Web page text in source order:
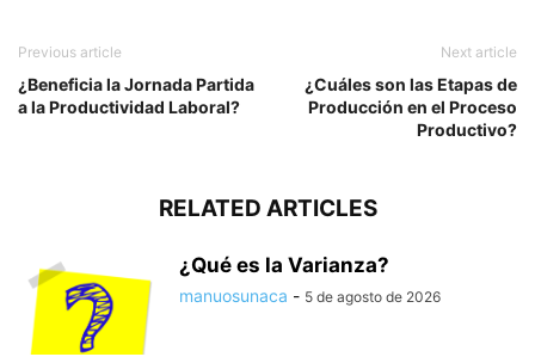
Previous article
¿Beneficia la Jornada Partida
a la Productividad Laboral?
Next article
¿Cuáles son las Etapas de
Producción en el Proceso
Productivo?
RELATED ARTICLES
¿Qué es la Varianza?
manuosunaca - 5 de agosto de 2026